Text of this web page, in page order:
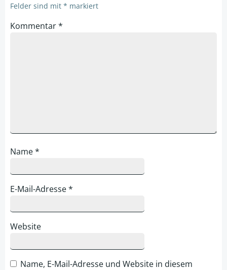
Felder sind mit * markiert
Kommentar*
Name*
E-Mail-Adresse*
Website
Name, E-Mail-Adresse und Website in diesem